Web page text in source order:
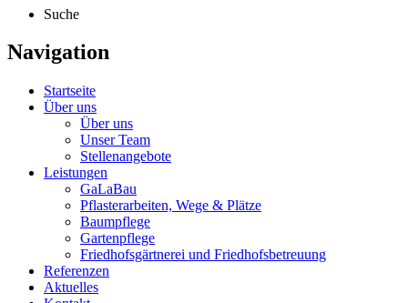
Suche
Navigation
Startseite
Über uns
Über uns
Unser Team
Stellenangebote
Leistungen
GaLaBau
Pflasterarbeiten, Wege & Plätze
Baumpflege
Gartenpflege
Friedhofsgärtnerei und Friedhofsbetreuung
Referenzen
Aktuelles